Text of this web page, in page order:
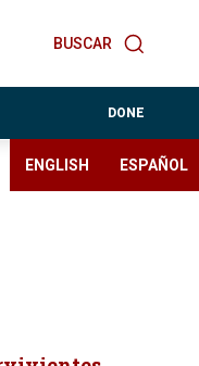
BUSCAR
DONE
ENGLISH ESPAÑOL